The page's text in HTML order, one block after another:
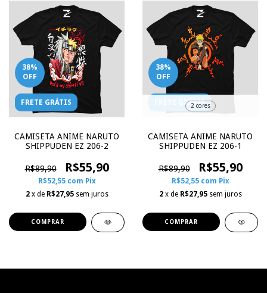
38%
OFF
FRETE GRÁTIS
CAMISETA ANIME NARUTO
SHIPPUDEN EZ 206-2
R$89,90 R$55,90
R$52,55 com Pix
2 x de R$27,95 sem juros
COMPRAR
38%
OFF
FRETE GRÁTIS
2 cores
CAMISETA ANIME NARUTO
SHIPPUDEN EZ 206-1
R$89,90 R$55,90
R$52,55 com Pix
2 x de R$27,95 sem juros
COMPRAR